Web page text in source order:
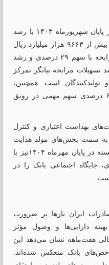
مانده تسهیلات بانک صادرات ایران در پایان شهریورماه ۱۴۰۳ با رشد
۴۱ درصدی نسبت به سال گذشته به بیش از ۹۶۶۳ هزار میلیارد ریال
رسیده است. در ترکیب تسهیلات، مرابحه با سهم ۲۹ درصدی و رشد
مرابحه بیانگر تمرکز
است. همچنین،
تسهیلات اعتبارات اسنادی با رشد ۶۰ درصدی سهم مهمی در رونق
بهداشت اعتباری و کنترل
به سمت بخش‌های مولد هدایت
کرده و البته مانده تسهیلات قرض‌الحسنه در پایان مهرماه ۱۴۰۴نیز با
و سهم ۱۵ درصدی، جایگاه اجتماعی بانک را در
ایران بارها بر ضرورت
دارایی‌ها و وصول مؤثر
هفت‌ماهه نشان می‌دهد این
بانک منعکس شده‌اند.